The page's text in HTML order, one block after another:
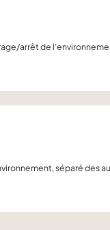
arrêt de
séparé des